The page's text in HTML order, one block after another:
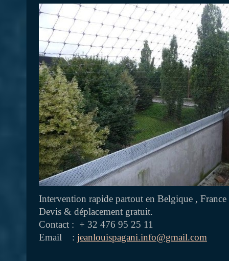
Intervention rapide partout en Belgique ,
Devis & déplacement gratuit.
Contact : + 32 476 95 25 11
Email : jeanlouispagani.info@gmail.com